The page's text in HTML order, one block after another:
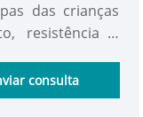
das crianças
resistência e
que fazemos.
estamos
consulta